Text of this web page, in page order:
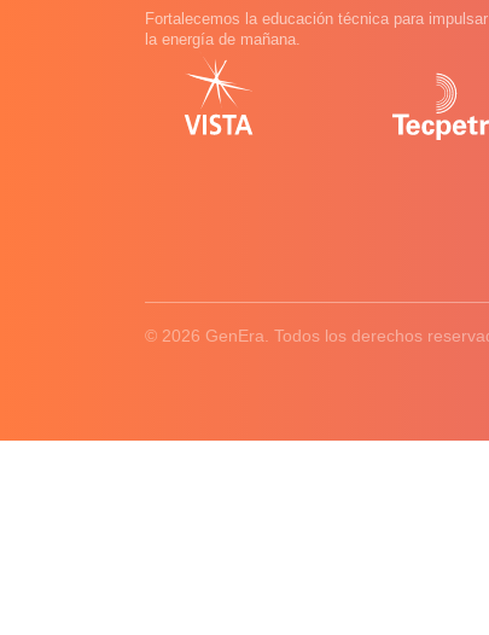
Fortalecemos la educación técnica para impulsar
la energía de mañana.
© 2026 GenEra. Todos los derechos